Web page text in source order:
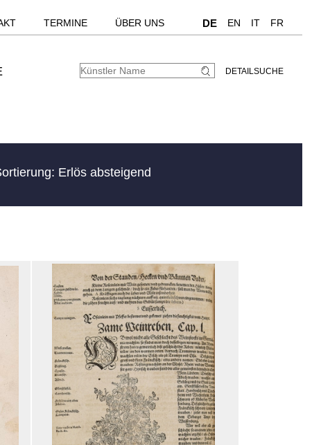
TERMINE ÜBER UNS DE EN IT FR
DETAILSUCHE
Erlös absteigend